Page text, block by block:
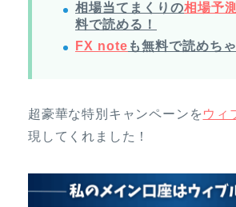
相場当てまくりの相場予
料で読める！
FX note も無料で読めちゃ
超豪華な特別キャンペーンを ウィ
現してくれました！